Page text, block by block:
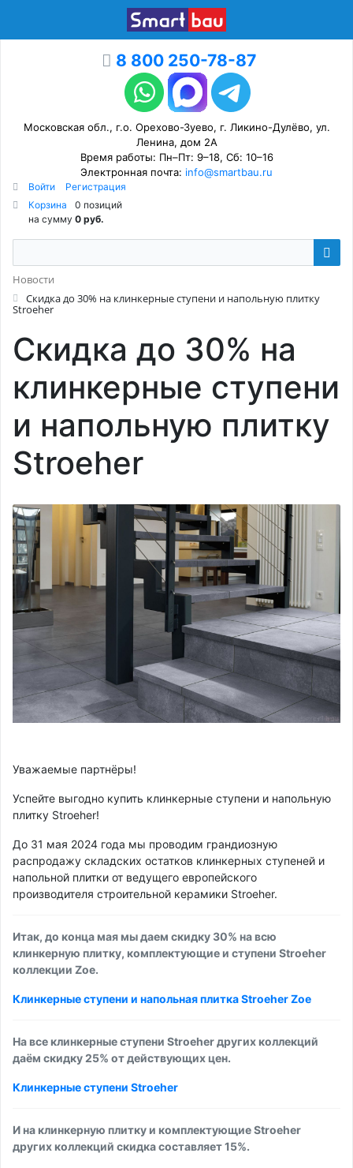
8 800 250-78-87
Московская обл., г.о. Орехово-Зуево, г. Ликино-Дулёво, ул.
Ленина, дом 2А
Время работы: Пн–Пт: 9–18, Сб: 10–16
Электронная почта: info@smartbau.ru
Войти
Регистрация
Корзина
0 позиций
на сумму 0 руб.
Новости
Скидка до 30% на клинкерные ступени и напольную плитку
Stroeher
Скидка до 30% на
клинкерные ступени
и напольную плитку
Stroeher
Уважаемые партнёры!
Успейте выгодно купить клинкерные ступени и напольную
плитку Stroeher!
До 31 мая 2024 года мы проводим грандиозную
распродажу складских остатков клинкерных ступеней и
напольной плитки от ведущего европейского
производителя строительной керамики Stroeher.
Итак, до конца мая мы даем скидку 30% на всю
клинкерную плитку, комплектующие и ступени Stroeher
коллекции Zoe.
Клинкерные ступени и напольная плитка Stroeher Zoe
На все клинкерные ступени Stroeher других коллекций
даём скидку 25% от действующих цен.
Клинкерные ступени Stroeher
И на клинкерную плитку и комплектующие Stroeher
других коллекций скидка составляет 15%.